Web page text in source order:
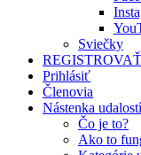
Sviečky
REGISTROVAŤ
Prihlásiť
Členovia
Nástenka udalostí
Čo je to?
Ako to